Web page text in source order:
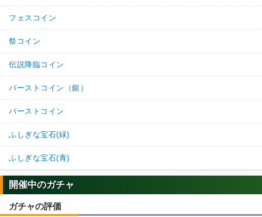
フェスコイン
祭コイン
伝説降臨コイン
バーストコイン（銀）
バーストコイン
ふしぎな宝石(緑)
ふしぎな宝石(青)
開催中のガチャ
ガチャの評価